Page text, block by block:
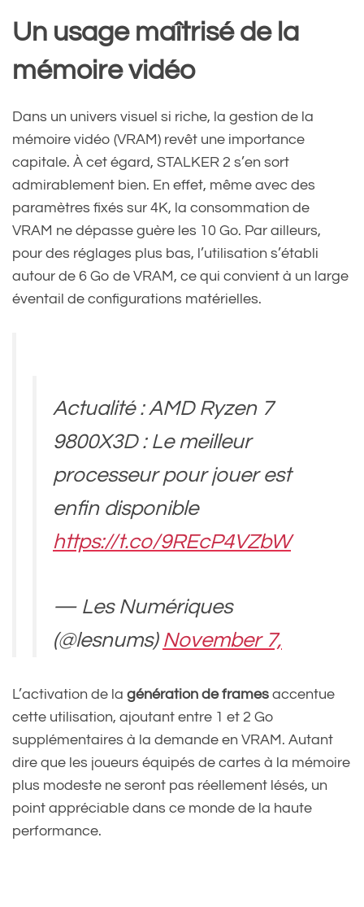
Un usage maîtrisé de la
mémoire vidéo
Dans un univers visuel si riche, la gestion de la
mémoire vidéo (VRAM) revêt une importance
capitale. À cet égard, STALKER 2 s’en sort
admirablement bien. En effet, même avec des
paramètres fixés sur 4K, la consommation de
VRAM ne dépasse guère les 10 Go. Par ailleurs,
pour des réglages plus bas, l’utilisation s’établi
autour de 6 Go de VRAM, ce qui convient à un large
éventail de configurations matérielles.
Actualité : AMD Ryzen 7
9800X3D : Le meilleur
processeur pour jouer est
enfin disponible
https://t.co/9REcP4VZbW
— Les Numériques
(@lesnums) November 7,
L’activation de la génération de frames accentue
cette utilisation, ajoutant entre 1 et 2 Go
supplémentaires à la demande en VRAM. Autant
dire que les joueurs équipés de cartes à la mémoire
plus modeste ne seront pas réellement lésés, un
point appréciable dans ce monde de la haute
performance.